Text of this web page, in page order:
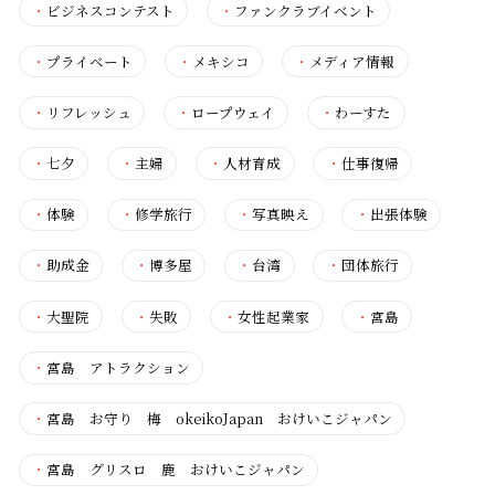
・ ビジネスコンテスト ・ ファンクラブイベント
・ プライベート ・ メキシコ ・ メディア情報
・ リフレッシュ ・ ロープウェイ ・ わーすた
・ 七夕 ・主婦 ・ 人材育成 ・ 仕事復帰
・ 体験 ・修学旅行 ・写真映え ・ 出張体験
・ 助成金 ・博多屋 ・ 台湾 ・ 団体旅行
・ 大聖院 ・失敗 ・女性起業家 ・ 宮島
・ 宮島 アトラクション
・ 宮島 お守り 梅 okeikoJapan おけいこジャパン
・ 宮島 グリスロ 鹿 おけいこジャパン